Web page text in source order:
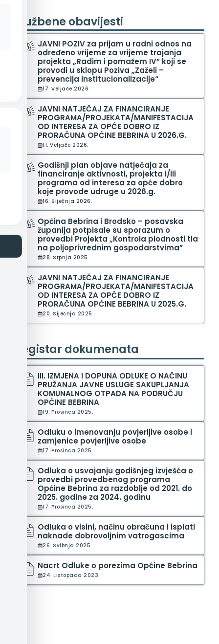
Službene obavijesti
JAVNI POZIV za prijam u radni odnos na
određeno vrijeme za vrijeme trajanja
projekta „Radim i pomažem IV“ koji se
provodi u sklopu Poziva „Zaželi –
prevencija institucionalizacije“
17. Veljače 2026.
JAVNI NATJEČAJ ZA FINANCIRANJE
PROGRAMA/PROJEKATA/MANIFESTACIJA
OD INTERESA ZA OPĆE DOBRO IZ
PRORAČUNA OPĆINE BEBRINA U 2026.G.
11. Veljače 2026.
Godišnji plan objave natječaja za
financiranje aktivnosti, projekta i/ili
programa od interesa za opće dobro
koje provode udruge u 2026.g.
16. Siječnja 2026.
Općina Bebrina i Brodsko – posavska
županija potpisale su sporazum o
provedbi Projekta „Kontrola plodnosti tla
na poljoprivrednim gospodarstvima”
28. Srpnja 2025.
JAVNI NATJEČAJ ZA FINANCIRANJE
PROGRAMA/PROJEKATA/MANIFESTACIJA
OD INTERESA ZA OPĆE DOBRO IZ
PRORAČUNA OPĆINE BEBRINA U 2025.G.
20. Siječnja 2025.
Registar dokumenata
III. IZMJENA I DOPUNA ODLUKE O NAČINU
PRUŽANJA JAVNE USLUGE SAKUPLJANJA
KOMUNALNOG OTPADA NA PODRUČJU
OPĆINE BEBRINA
19. Prosinca 2025.
Odluku o imenovanju povjerljive osobe i
zamjenice povjerljive osobe
17. Prosinca 2025.
Odluka o usvajanju godišnjeg izvješća o
provedbi provedbenog programa
Općine Bebrina za razdoblje od 2021. do
2025. godine za 2024. godinu
17. Prosinca 2025.
Odluka o visini, načinu obračuna i isplati
naknade dobrovoljnim vatrogascima
26. Svibnja 2025.
Nacrt Odluke o porezima Općine Bebrina
24. Listopada 2023.